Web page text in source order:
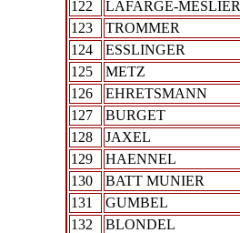
122 LAFARGE-MESLIER
123
TROMMER
124
ESSLINGER
125
METZ
126
EHRETSMANN
127
BURGET
128
JAXEL
129
HAENNEL
130
BATT MUNIER
131
GUMBEL
132
BLONDEL